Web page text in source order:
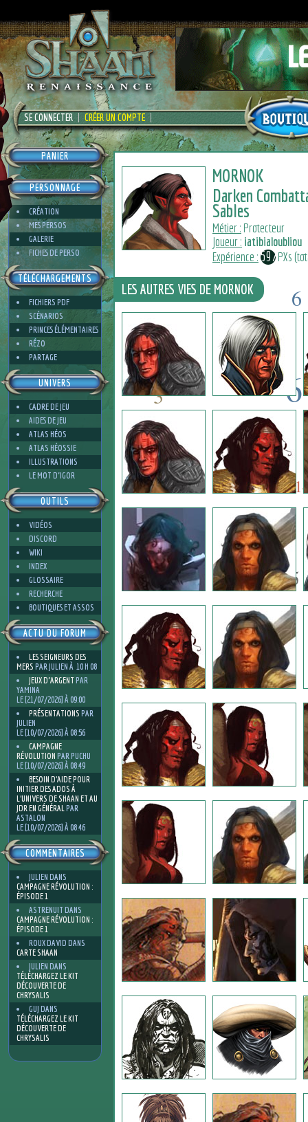
SE CONNECTER CRÉER UN COMPTE
PANIER
PERSONNAGE
CRÉATION
MES PERSOS
GALERIE
FICHES DE PERSO
TÉLÉCHARGEMENTS
FICHIERS PDF
SCÉNARIOS
PRINCES ÉLÉMENTAIRES
RÉZO
PARTAGE
UNIVERS
CADRE DE JEU
AIDES DE JEU
ATLAS HÉOS
ATLAS HÉOSSIE
ILLUSTRATIONS
LE MOT D'IGOR
OUTILS
VIDÉOS
DISCORD
WIKI
INDEX
GLOSSAIRE
RECHERCHE
BOUTIQUES ET ASSOS
ACTU DU FORUM
LES SEIGNEURS DES
MERS PAR JULIEN À 10 H 08
JEUX D'ARGENT PAR
YAMINA
LE [21/07/2026] À 09:00
PRÉSENTATIONS PAR
JULIEN
LE [10/07/2026] À 08:56
CAMPAGNE
RÉVOLUTION PAR PUCHU
LE [10/07/2026] À 08:49
BESOIN D’AIDE POUR
INITIER DES ADOS À
L’UNIVERS DE SHAAN ET AU
JDR EN GÉNÉRALPAR
ASTALON
LE [10/07/2026] À 08:46
COMMENTAIRES
JULIEN DANS
CAMPAGNE RÉVOLUTION :
ÉPISODE 1
ASTRENUIT DANS
CAMPAGNE RÉVOLUTION :
ÉPISODE 1
ROUX DAVID DANS
CARTE SHAAN
JULIEN DANS
TÉLÉCHARGEZ LE KIT
DÉCOUVERTE DE
CHRYSALIS
GUJ DANS
TÉLÉCHARGEZ LE KIT
DÉCOUVERTE DE
CHRYSALIS
MORNOK
Darken
Sables
Métier : Protecteur
Joueur : iatibialoubliou
Expérience :597PXs
9
5
6
5
5
2
3
3
3
6
LES AUTRES VIES DE MORNOK